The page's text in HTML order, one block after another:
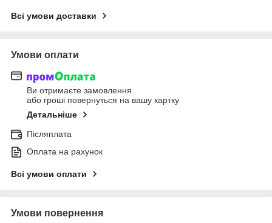
Всі умови доставки
Умови оплати
Ви отримаєте замовлення
або гроші повернуться на вашу картку
Детальніше
Післяплата
Оплата на рахунок
Всі умови оплати
Умови повернення